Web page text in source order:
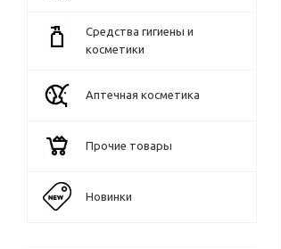
Средства гигиены и
косметики
Аптечная косметика
Прочие товары
Новинки